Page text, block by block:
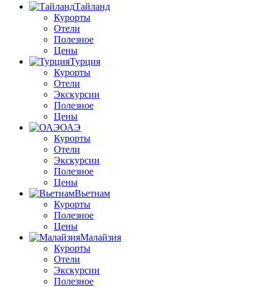
Тайланд
Курорты
Отели
Полезное
Цены
Турция
Курорты
Отели
Экскурсии
Полезное
Цены
ОАЭ
Курорты
Отели
Экскурсии
Полезное
Цены
Вьетнам
Курорты
Полезное
Цены
Малайзия
Курорты
Отели
Экскурсии
Полезное